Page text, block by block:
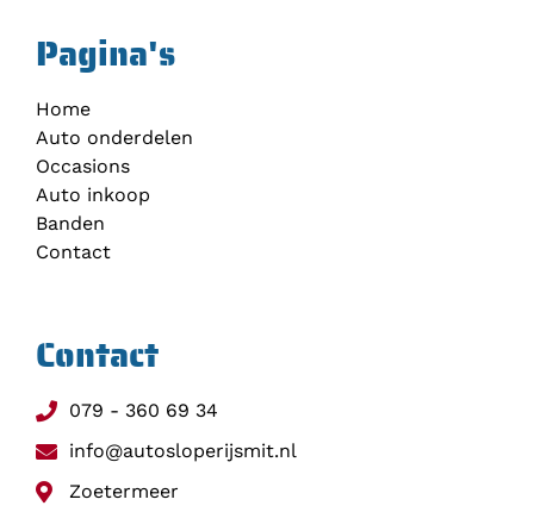
Pagina's
Home
Auto onderdelen
Occasions
Auto inkoop
Banden
Contact
Contact
079 - 360 69 34
info@autosloperijsmit.nl
Zoetermeer